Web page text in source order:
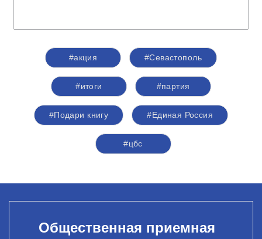
#акция #Севастополь
#итоги #партия
#Подари книгу #Единая Россия
#цбс
Общественная приемная